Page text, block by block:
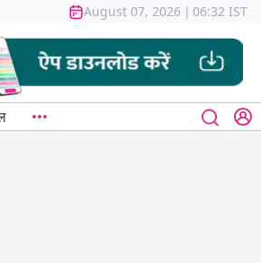
August 07, 2026 | 06:32 IST